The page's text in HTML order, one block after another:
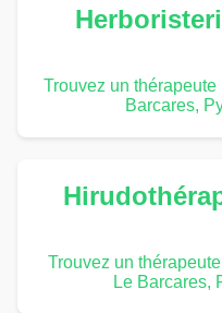
Trouvez un
Barcares,
Trouvez un
Le Barcares,